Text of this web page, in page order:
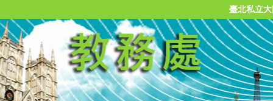
臺北私立